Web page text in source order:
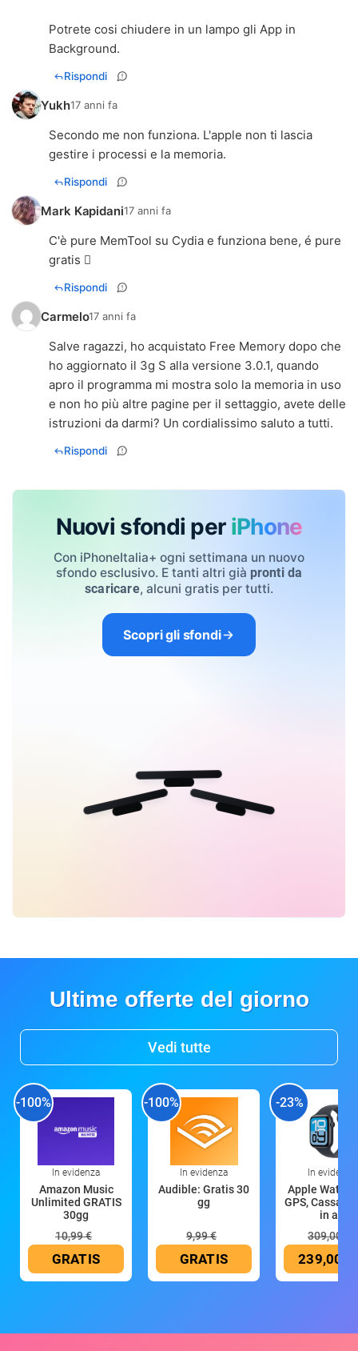
Potrete cosi chiudere in un lampo gli App in
Background.
Rispondi
Yukh17 anni fa
Secondo me non funziona. L'apple non ti lascia
gestire i processi e la memoria.
Rispondi
Mark Kapidani17 anni fa
C'è pure MemTool su Cydia e funziona bene, é pure
gratis 
Rispondi
Carmelo17 anni fa
Salve ragazzi, ho acquistato Free Memory dopo che
ho aggiornato il 3g S alla versione 3.0.1, quando
apro il programma mi mostra solo la memoria in uso
e non ho più altre pagine per il settaggio, avete delle
istruzioni da darmi? Un cordialissimo saluto a tutti.
Rispondi
Nuovi sfondi per iPhone
Con iPhoneItalia+ ogni settimana un nuovo
sfondo esclusivo. E tanti altri già pronti da
scaricare, alcuni gratis per tutti.
Scopri gli sfondi
Ultime offerte del giorno
Vedi tutte
-100%
In evidenza
Amazon Music
Unlimited GRATIS
30gg
10,99 €
GRATIS
-100%
In evidenza
Audible: Gratis 30
gg
9,99 €
GRATIS
-23%
In evidenza
Apple Watch
GPS, Cassa
in all
309,00 €
239,00 €